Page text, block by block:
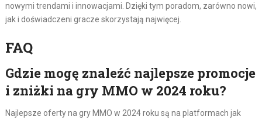
nowymi trendami i innowacjami. Dzięki tym poradom, zarówno nowi,
jak i doświadczeni gracze skorzystają najwięcej.
FAQ
Gdzie mogę znaleźć najlepsze promocje
i zniżki na gry MMO w 2024 roku?
Najlepsze oferty na gry MMO w 2024 roku są na platformach jak